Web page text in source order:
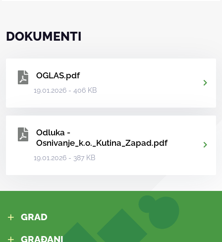
DOKUMENTI
OGLAS.pdf
19.01.2026 - 406 KB
Odluka -
Osnivanje_k.o._Kutina_Zapad.pdf
19.01.2026 - 387 KB
GRAD
GRAĐANI